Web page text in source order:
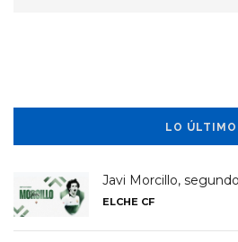
LO ÚLTIMO
Javi Morcillo,
ELCHE CF